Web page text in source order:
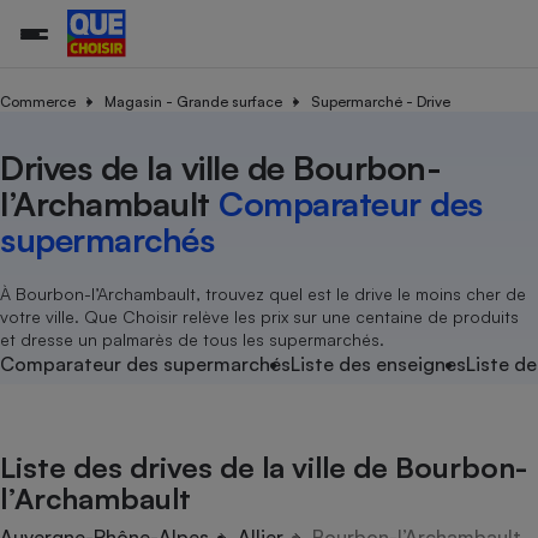
Commerce Magasin - Grande surface Supermarché - Drive
Drives de la ville de Bourbon-
l’Archambault Comparateur des
supermarchés
À Bourbon-l’Archambault, trouvez quel est le drive le moins cher de
votre ville. Que Choisir relève les prix sur une centaine de produits
et dresse un palmarès de tous les supermarchés.
Comparateur des supermarchésListe des enseignesListe
Liste des drives de la ville de Bourbon-
l’Archambault
Additifs
Nutrition
Assurance auto
Magasin - Grande surface
Marketing - Fidélisation
Organismes de défense
Système judiciairegratuit
Air
Energie
Achat - Vente - Travaux
Location
Sport
Vacances - Tourisme
électrique
Démarche administrative
Senior
Service marchand
Train
Transport aérien
Toutes les actualités
Enquêtes
Guides d'achat
Conseils
Brèves
Tous les services
Soumettre un litige
Lettres types
Tous nos combats
Nos actions
Nos grandes victoires
Les billets de la présidente
Nos associations locales
Nous rejoindre
nous ?
L’association
Nos missions
Notre méthodologie
Notre financement
Nos partenaires
Nous rejoindre